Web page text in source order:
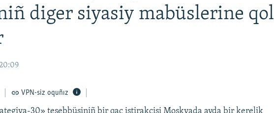
diger siyasiy mabüslerine qol
VPN-siz oquñız